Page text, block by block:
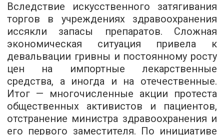
Вследствие искусственного затягивания
торгов в учреждениях здравоохранения
иссякли запасы препаратов. Сложная
экономическая ситуация привела к
девальвации гривны и постоянному росту
цен на импортные лекарственные
средства, а иногда и на отечественные.
Итог — многочисленные акции протеста
общественных активистов и пациентов,
отстранение министра здравоохранения и
его первого заместителя. По инициативе